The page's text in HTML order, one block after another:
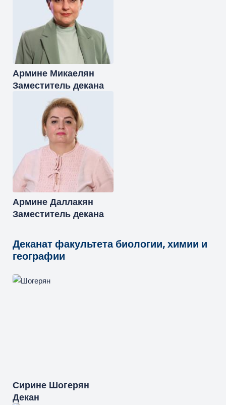
Армине Микаелян
Заместитель декана
Армине Даллакян
Заместитель декана
Деканат факультета биологии, химии и
географии
Сирине Шогерян
Декан